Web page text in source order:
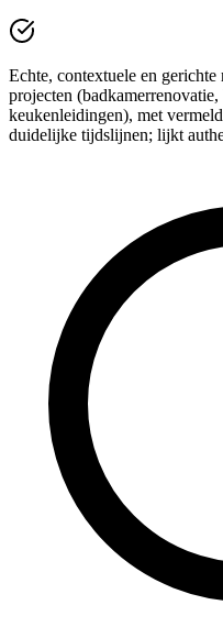
Echte, contextuele en
projecten
keukenleidingen), met
duidelijke tijdslijnen; lijkt